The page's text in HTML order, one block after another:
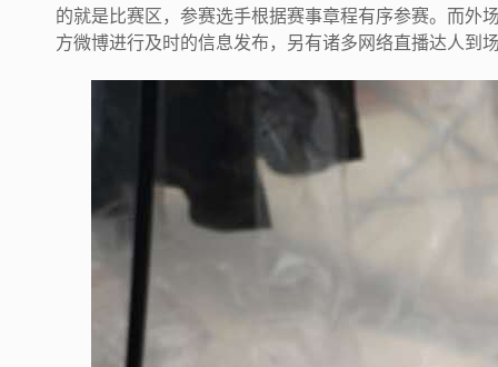
的就是比赛区，参赛选手根据赛事章程有序参赛。而外
方微博进行及时的信息发布，另有诸多网络直播达人到